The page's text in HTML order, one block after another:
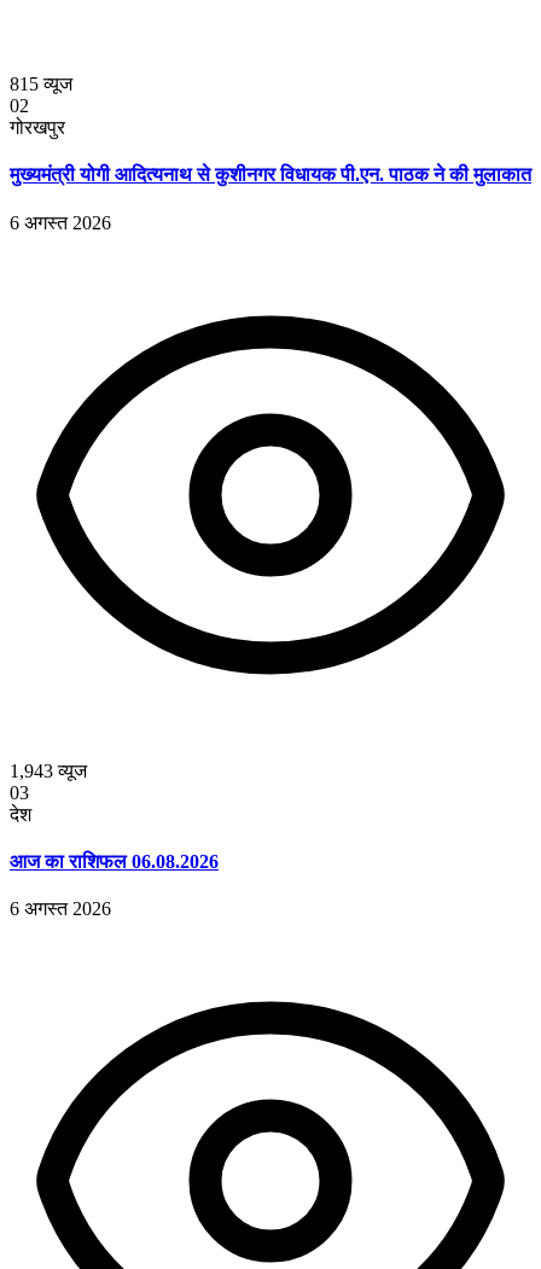
815व्यूज
02
गोरखपुर
मुख्यमंत्री योगी आदित्यनाथ से कुशीनगर विधायक पी.एन. पाठक ने की मुलाकात
6 अगस्त 2026
1,943व्यूज
03
देश
आज का राशिफल 06.08.2026
6 अगस्त 2026